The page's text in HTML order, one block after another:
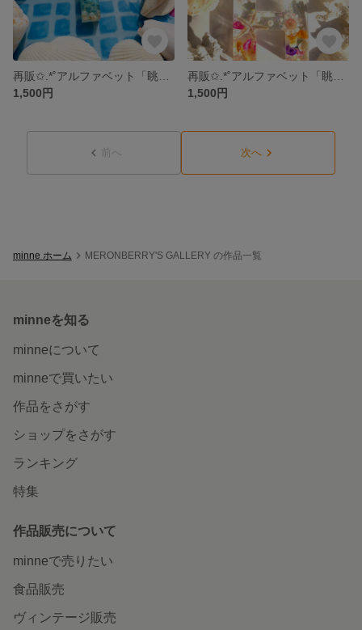
1,500円
1,500円
前へ 次へ
minne ホーム MERONBERRY'S GALLERY の作品一覧
minneを知る
minneについて
minneで買いたい
作品をさがす
ショップをさがす
ランキング
特集
作品販売について
minneで売りたい
食品販売
ヴィンテージ販売